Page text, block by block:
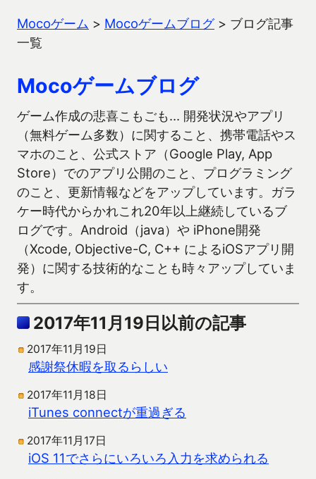
Mocoゲーム > Mocoゲームブログ> ブログ記事
一覧
Mocoゲームブログ
ゲーム作成の悲喜こもごも… 開発状況やアプリ
（無料ゲーム多数）に関すること、携帯電話やス
マホのこと、公式ストア（Google Play, App
Store）でのアプリ公開のこと、プログラミング
のこと、更新情報などをアップしています。ガラ
ケー時代からかれこれ20年以上継続しているブ
ログです。Android（java）や iPhone開発
（Xcode, Objective-C, C++ によるiOSアプリ開
発）に関する技術的なことも時々アップしていま
す。
2017年11月19日以前の記事
2017年11月19日
感謝祭休暇を取るらしい
2017年11月18日
iTunes connectが重過ぎる
2017年11月17日
iOS 11でさらにいろいろ入力を求められる